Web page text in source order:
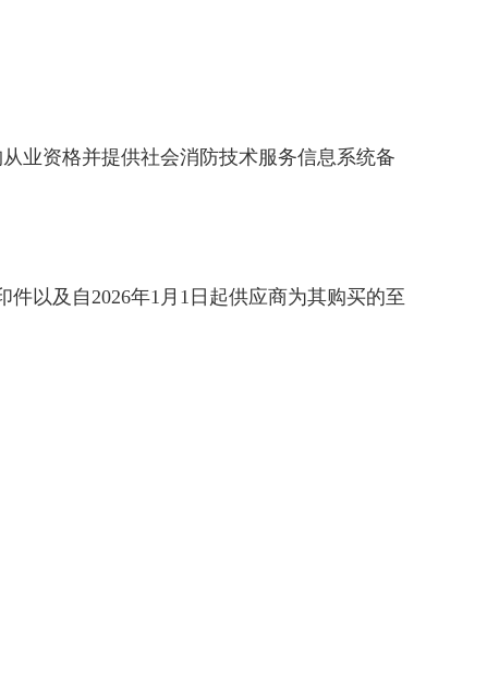
业资格并提供社会消防技术服务信息系统备
以及自2026年1月1日起供应商为其购买的至